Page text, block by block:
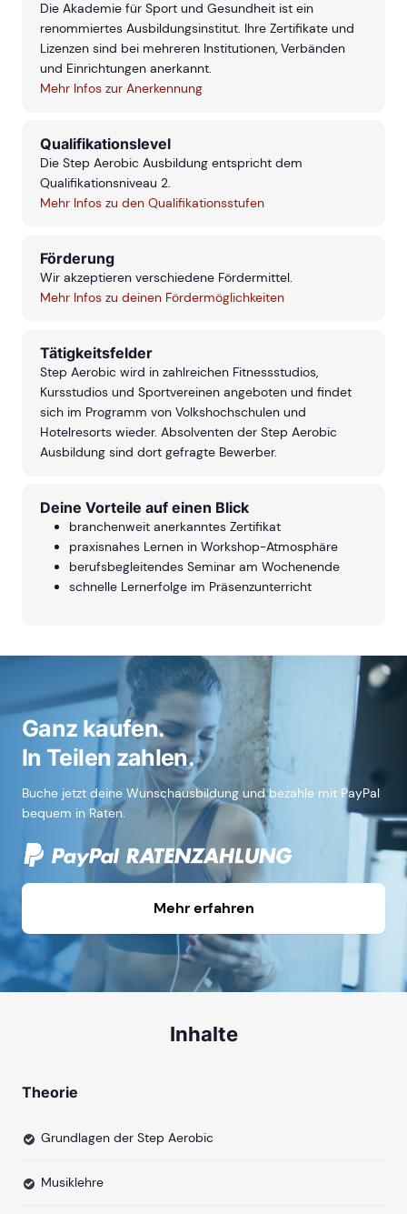
Die Akademie für Sport und Gesundheit ist ein
renommiertes Ausbildungsinstitut. Ihre Zertifikate und
Lizenzen sind bei mehreren Institutionen, Verbänden
und Einrichtungen anerkannt.
Mehr Infos zur Anerkennung
Qualifikationslevel
Die Step Aerobic Ausbildung entspricht dem
Qualifikationsniveau 2.
Mehr Infos zu den Qualifikationsstufen
Förderung
Wir akzeptieren verschiedene Fördermittel.
Mehr Infos zu deinen Fördermöglichkeiten
Tätigkeitsfelder
Step Aerobic wird in zahlreichen Fitnessstudios,
Kursstudios und Sportvereinen angeboten und findet
sich im Programm von Volkshochschulen und
Hotelresorts wieder. Absolventen der Step Aerobic
Ausbildung sind dort gefragte Bewerber.
Deine Vorteile auf einen Blick
branchenweit anerkanntes Zertifikat
praxisnahes Lernen in Workshop-Atmosphäre
berufsbegleitendes Seminar am Wochenende
schnelle Lernerfolge im Präsenzunterricht
Ganz kaufen.
In Teilen zahlen.
Buche jetzt deine Wunschausbildung und bezahle mit PayPal
bequem in Raten.
Mehr erfahren
Inhalte
Theorie
Grundlagen der Step Aerobic
Musiklehre